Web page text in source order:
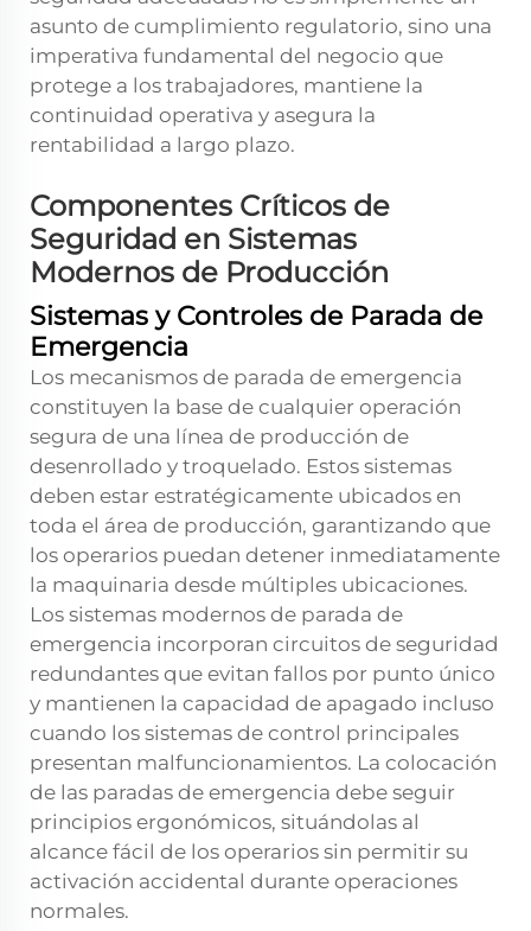
asunto de cumplimiento regulatorio, sino una
imperativa fundamental del negocio que
protege a los trabajadores, mantiene la
continuidad operativa y asegura la
rentabilidad a largo plazo.
Componentes Críticos de
Seguridad en Sistemas
Modernos de Producción
Sistemas y Controles de Parada de
Emergencia
Los mecanismos de parada de emergencia
constituyen la base de cualquier operación
segura de una línea de producción de
desenrollado y troquelado. Estos sistemas
deben estar estratégicamente ubicados en
toda el área de producción, garantizando que
los operarios puedan detener inmediatamente
la maquinaria desde múltiples ubicaciones.
Los sistemas modernos de parada de
emergencia incorporan circuitos de seguridad
redundantes que evitan fallos por punto único
y mantienen la capacidad de apagado incluso
cuando los sistemas de control principales
presentan malfuncionamientos. La colocación
de las paradas de emergencia debe seguir
principios ergonómicos, situándolas al
alcance fácil de los operarios sin permitir su
activación accidental durante operaciones
normales.